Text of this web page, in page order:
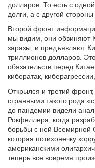
долларов. То есть с
долги, а с другой
Второй фронт
мы видим, они обвиняют
заразы, и предъявляют
триллионов долларов.
обязательств перед
кибератак,
Открылся и третий
странными такого рода
до пандемии видели
Рокфеллера, когда
борьбы с ней Всемирной
которая потихонечку
американскими
теперь все вовремя